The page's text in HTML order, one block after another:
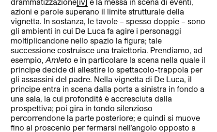
azioni e parole superano il limite strutturale della
vignetta. In sostanza, le tavole – spesso doppie – sono
gli ambienti in cui De Luca fa agire i personaggi
moltiplicandone nello spazio la figura; tale
successione costruisce una traiettoria. Prendiamo, ad
esempio,Amleto e in particolare la scena nella quale il
principe decide di allestire lo spettacolo-trappola per
gli assassini del padre. Nella vignetta di De Luca, il
principe entra in scena dalla porta a sinistra in fondo a
una sala, la cui profondità è accresciuta dalla
prospettiva; poi gira in tondo silenzioso
percorrendone la parte posteriore; e quindi si muove
fino al proscenio per fermarsi nell’angolo opposto a